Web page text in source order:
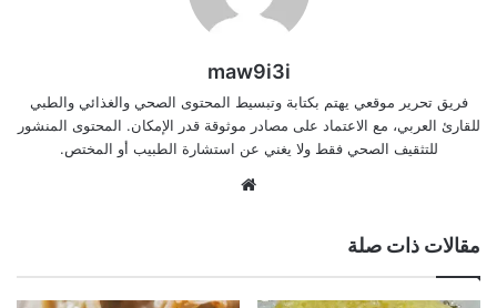
maw9i3i
فريق تحرير موقعي يهتم بكتابة وتبسيط المحتوى الصحي والغذائي والطبي
للقارئ العربي، مع الاعتماد على مصادر موثوقة قدر الإمكان. المحتوى المنشور
للتثقيف الصحي فقط ولا يغني عن استشارة الطبيب أو المختص.
مقالات ذات صلة